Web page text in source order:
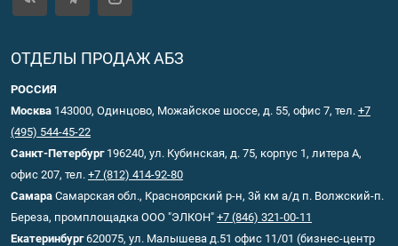
ОТДЕЛЫ ПРОДАЖ АБЗ
РОССИЯ
Москва 143000, Одинцово, Можайское шоссе, д. 55, офис 7, тел. +7
(495) 544-45-22
Санкт-Петербург196240, ул. Кубинская, д. 75, корпус 1, литера А,
офис 207, тел. +7 (812) 414-92-80
Самара Самарская обл., Красноярский р-н, 3й км а/д п. Волжский-п.
Береза, промплощадка ООО "ЭЛКОН" +7 (846) 321-00-11
Екатеринбург620075, ул. Малышева д.51 офис 11/01 (бизнес-центр